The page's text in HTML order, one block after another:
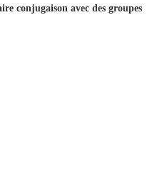
conjugaison avec des groupes